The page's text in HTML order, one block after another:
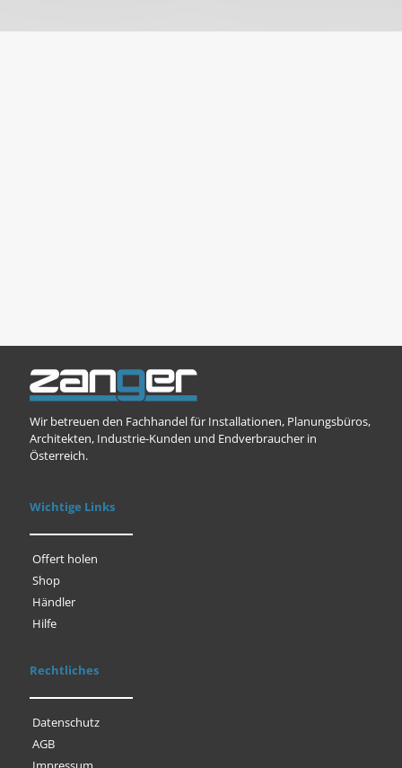
Wir betreuen den Fachhandel für Installationen, Planungsbüros,
Architekten, Industrie-Kunden und Endverbraucher in
Österreich.
Wichtige Links
Offert holen
Shop
Händler
Hilfe
Rechtliches
Datenschutz
AGB